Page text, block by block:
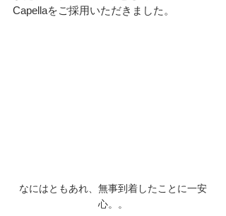
Capellaをご採用いただきました。
なにはともあれ、無事到着したことに一安
心。。